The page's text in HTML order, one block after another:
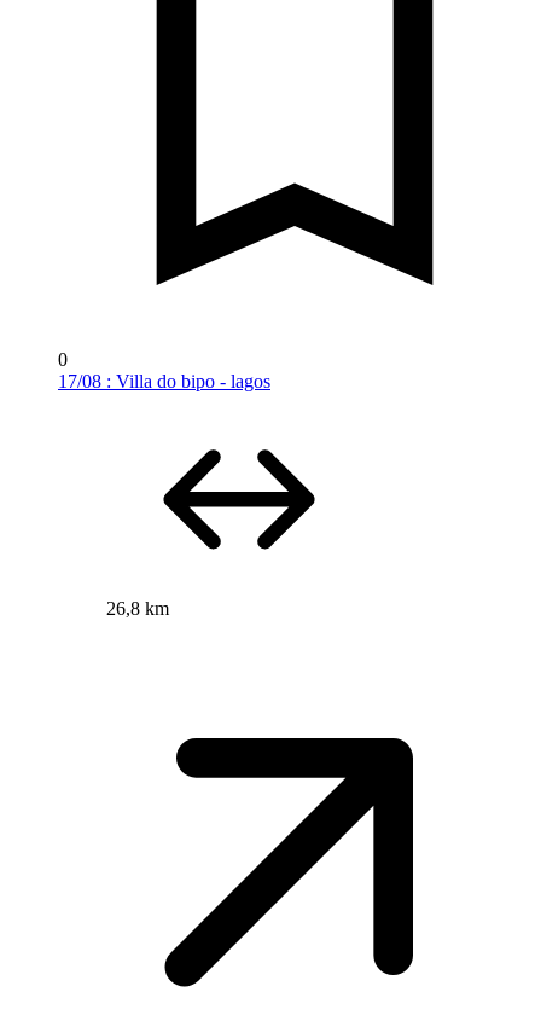
0
17/08 : Villa do bipo - lagos
26,8 km